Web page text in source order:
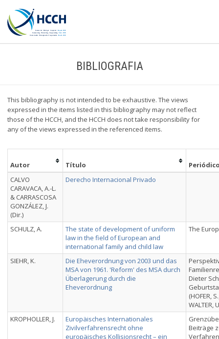
BIBLIOGRAFIA
This bibliography is not intended to be exhaustive. The views
expressed in the items listed in this bibliography may not reflect
those of the HCCH, and the HCCH does not take responsibility for
any of the views expressed in the referenced items.
Autor Título
CALVO
CARAVACA, A.-L.
& CARRASCOSA
GONZÁLEZ, J.
(Dir.)
Derecho Internacional Privado
SCHULZ, A.
The state of development of uniform
law in the field of European and
international family and child law
The
SIEHR, K.
Die Eheverordnung von 2003 und das
MSA von 1961. 'Reform' des MSA durch
Überlagerung durch die
Eheverordnung
Dieter
(HOFER,
WALTER,
KROPHOLLER, J.
Europäisches Internationales
Zivilverfahrensrecht ohne
europäisches Kollisionsrecht – ein
Beiträge